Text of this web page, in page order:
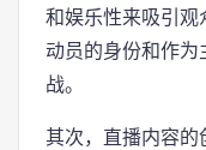
和娱乐性来吸引观
动员的身份和作为
战。
其次，直播内容的